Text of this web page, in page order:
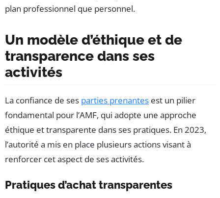
plan professionnel que personnel.
Un modèle d’éthique et de
transparence dans ses
activités
La confiance de ses parties prenantes est un pilier
fondamental pour l’AMF, qui adopte une approche
éthique et transparente dans ses pratiques. En 2023,
l’autorité a mis en place plusieurs actions visant à
renforcer cet aspect de ses activités.
Pratiques d’achat transparentes